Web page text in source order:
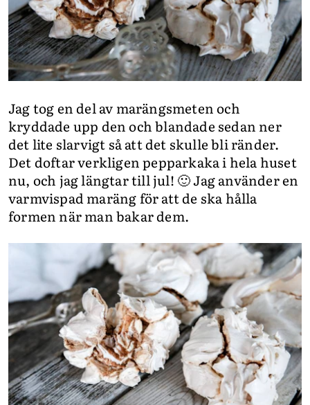
Jag tog en del av marängsmeten och
kryddade upp den och blandade sedan ner
det lite slarvigt så att det skulle bli ränder.
Det doftar verkligen pepparkaka i hela huset
nu, och jag längtar till jul! 🙂 Jag använder en
varmvispad maräng för att de ska hålla
formen när man bakar dem.